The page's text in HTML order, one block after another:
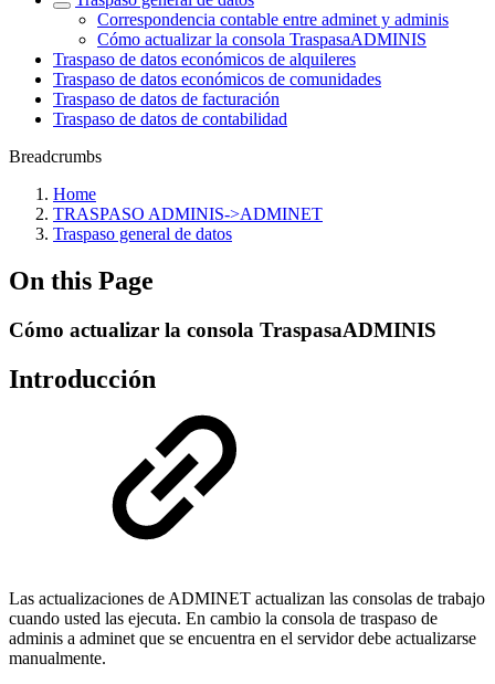
Correspondencia contable entre adminet y adminis
Cómo actualizar la consola TraspasaADMINIS
Traspaso de datos económicos de alquileres
Traspaso de datos económicos de comunidades
Traspaso de datos de facturación
Traspaso de datos de contabilidad
Breadcrumbs
Home
TRASPASO ADMINIS->ADMINET
Traspaso general de datos
On this Page
Cómo actualizar la consola TraspasaADMINIS
Introducción
Las actualizaciones de ADMINET actualizan las consolas de trabajo
cuando usted las ejecuta. En cambio la consola de traspaso de
adminis a adminet que se encuentra en el servidor debe actualizarse
manualmente.